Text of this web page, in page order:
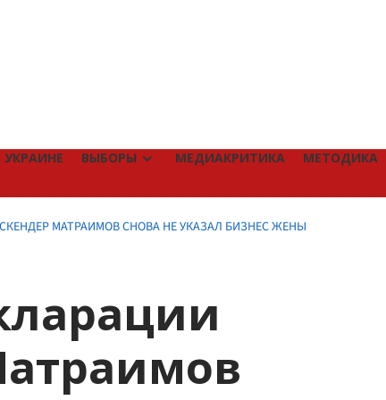
ВЫБОРЫ МЕДИАКРИТИКА МЕТОДИКА
МАТРАИМОВ СНОВА НЕ УКАЗАЛ БИЗНЕС ЖЕНЫ